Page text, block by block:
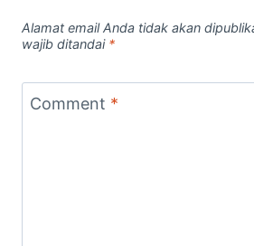
Alamat email Anda tidak akan
wajib ditandai *
Comment *